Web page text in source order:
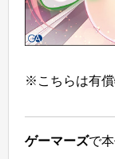
※こちらは有償
ゲーマーズで